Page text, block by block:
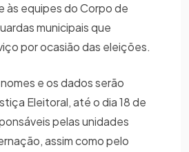
às equipes do Corpo de
municipais que
por ocasião das eleições.
e os dados serão
Eleitoral, até o dia 18 de
pelas unidades
assim como pelo